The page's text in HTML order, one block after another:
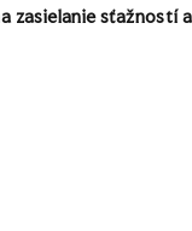
zasielanie sťažností